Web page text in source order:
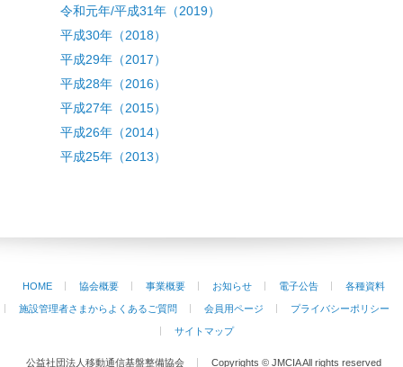
令和元年/平成31年（2019）
平成30年（2018）
平成29年（2017）
平成28年（2016）
平成27年（2015）
平成26年（2014）
平成25年（2013）
HOME 協会概要 事業概要 お知らせ 電子公告 各種資料
施設管理者さまからよくあるご質問 会員用ページ プライバシーポリシー
サイトマップ
公益社団法人移動通信基盤整備協会 Copyrights © JMCIA All rights reserved